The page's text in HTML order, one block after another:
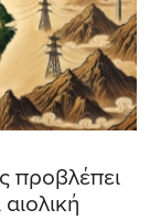
προβλέπει